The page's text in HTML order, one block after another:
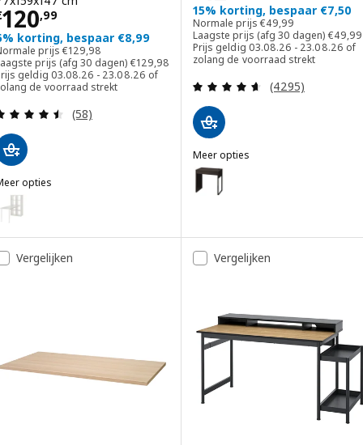
120,99
€ 120,99
korting, bespaar €8,99
prijs€129,98
Normale prijs € 129,98
prijs (afg 30 dagen)€129,98
Laagste prijs (afg 30 dagen) € 129,98
geldig 03.08.26 - 23.08.26 of
de voorraad strekt
Beoordeling: 4.5 van 5 sterren. Totaal
(58)
opties
/ LAGKAPTEN
KALLAX / LAGKAPTEN, Tafelcombinatie, wit, 77x159x147 cm
15% korting, bespaar €7,50
Normale prijs€49,99
Normale prijs € 49,99
Laagste prijs (afg 30 dagen)€49,99
Prijs geldig 03.08.26 - 23.08.26 of
zolang de voorraad strekt
Beoordeling:
(4295)
Meer opties
MICKE
Optie: MICKE, Bureau,
Vergelijken Vergelijken